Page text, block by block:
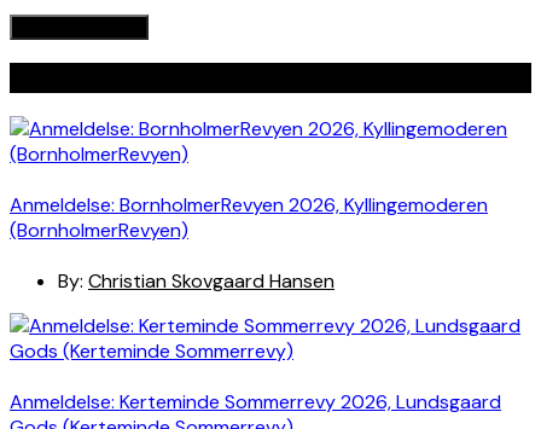
Anmeldelse: BornholmerRevyen 2026, Kyllingemoderen
(BornholmerRevyen)
By: Christian Skovgaard Hansen
Anmeldelse: Kerteminde Sommerrevy 2026, Lundsgaard